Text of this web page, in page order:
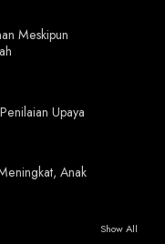
Meskipun
Upaya
Anak
Show All